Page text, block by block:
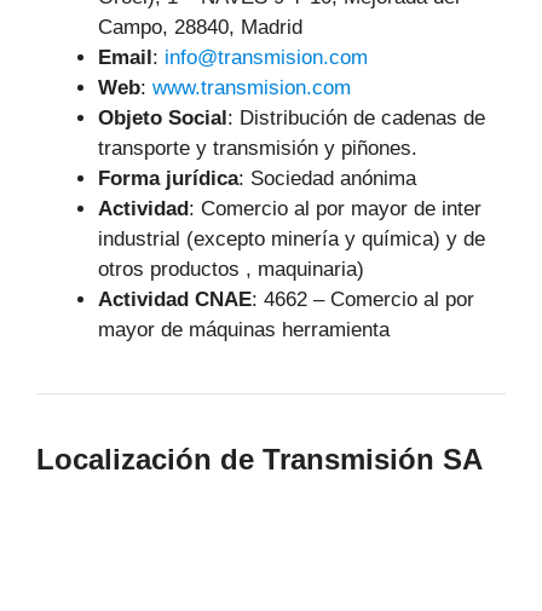
Campo, 28840, Madrid
Email: info@transmision.com
Web: www.transmision.com
Objeto Social: Distribución de cadenas de
transporte y transmisión y piñones.
Forma jurídica: Sociedad anónima
Actividad: Comercio al por mayor de inter
industrial (excepto minería y química) y de
otros productos , maquinaria)
Actividad CNAE: 4662 – Comercio al por
mayor de máquinas herramienta
Localización de Transmisión SA